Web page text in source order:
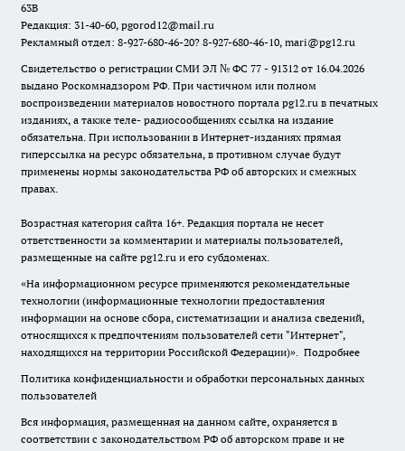
63В
Редакция: 31-40-60, pgorod12@mail.ru
Рекламный отдел: 8-927-680-46-20? 8-927-680-46-10, mari@pg12.ru
Свидетельство о регистрации СМИ ЭЛ № ФС 77 - 91312 от 16.04.2026
выдано Роскомнадзором РФ. При частичном или полном
воспроизведении материалов новостного портала pg12.ru в печатных
изданиях, а также теле- радиосообщениях ссылка на издание
обязательна. При использовании в Интернет-изданиях прямая
гиперссылка на ресурс обязательна, в противном случае будут
применены нормы законодательства РФ об авторских и смежных
правах.
Возрастная категория сайта 16+. Редакция портала не несет
ответственности за комментарии и материалы пользователей,
размещенные на сайте pg12.ru и его субдоменах.
«На информационном ресурсе применяются рекомендательные
технологии (информационные технологии предоставления
информации на основе сбора, систематизации и анализа сведений,
относящихся к предпочтениям пользователей сети "Интернет",
находящихся на территории Российской Федерации)». Подробнее
Политика конфиденциальности и обработки персональных данных
пользователей
Вся информация, размещенная на данном сайте, охраняется в
соответствии с законодательством РФ об авторском праве и не